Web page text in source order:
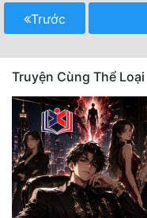
Trước
Truyện Cùng Thể Loại